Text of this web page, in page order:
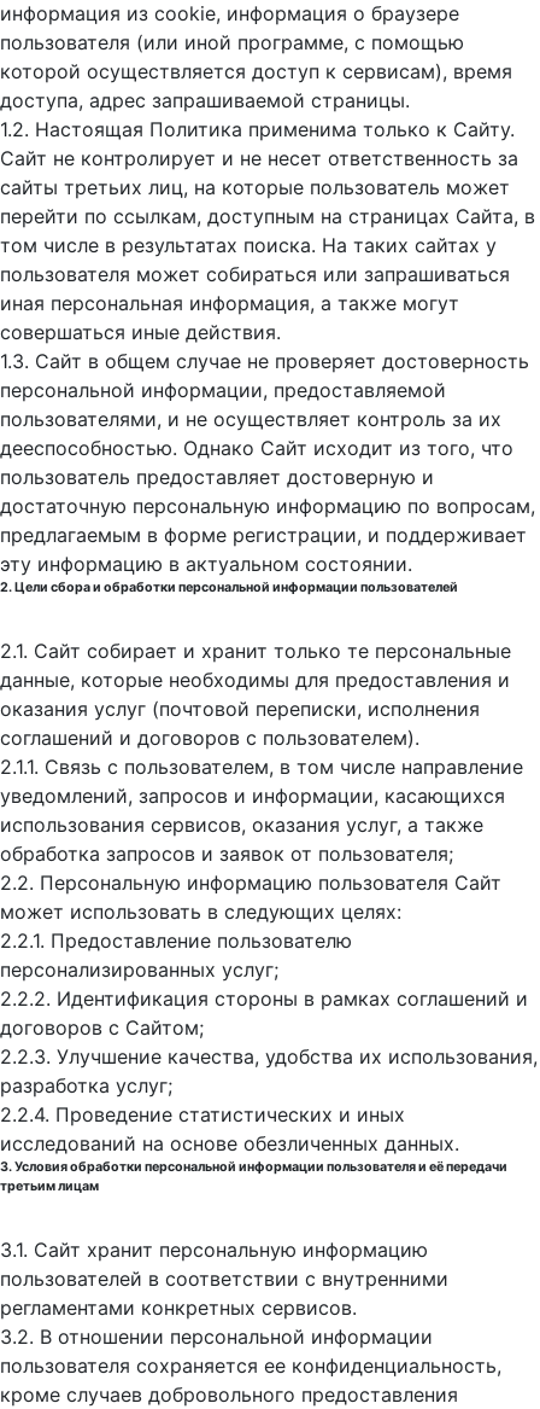
информация из cookie, информация о браузере
пользователя (или иной программе, с помощью
которой осуществляется доступ к cервисам), время
доступа, адрес запрашиваемой страницы.
1.2. Настоящая Политика применима только к Сайту.
Сайт не контролирует и не несет ответственность за
сайты третьих лиц, на которые пользователь может
перейти по ссылкам, доступным на страницах Сайта, в
том числе в результатах поиска. На таких сайтах у
пользователя может собираться или запрашиваться
иная персональная информация, а также могут
совершаться иные действия.
1.3. Сайт в общем случае не проверяет достоверность
персональной информации, предоставляемой
пользователями, и не осуществляет контроль за их
дееспособностью. Однако Сайт исходит из того, что
пользователь предоставляет достоверную и
достаточную персональную информацию по вопросам,
предлагаемым в форме регистрации, и поддерживает
эту информацию в актуальном состоянии.
2. Цели сбора и обработки персональной информации пользователей
2.1. Сайт собирает и хранит только те персональные
данные, которые необходимы для предоставления и
оказания услуг (почтовой переписки, исполнения
соглашений и договоров с пользователем).
2.1.1. Связь с пользователем, в том числе направление
уведомлений, запросов и информации, касающихся
использования сервисов, оказания услуг, а также
обработка запросов и заявок от пользователя;
2.2. Персональную информацию пользователя Сайт
может использовать в следующих целях:
2.2.1. Предоставление пользователю
персонализированных услуг;
2.2.2. Идентификация стороны в рамках соглашений и
договоров с Сайтом;
2.2.3. Улучшение качества, удобства их использования,
разработка услуг;
2.2.4. Проведение статистических и иных
исследований на основе обезличенных данных.
3. Условия обработки персональной информации пользователя и её передачи
третьим лицам
3.1. Сайт хранит персональную информацию
пользователей в соответствии с внутренними
регламентами конкретных сервисов.
3.2. В отношении персональной информации
пользователя сохраняется ее конфиденциальность,
кроме случаев добровольного предоставления